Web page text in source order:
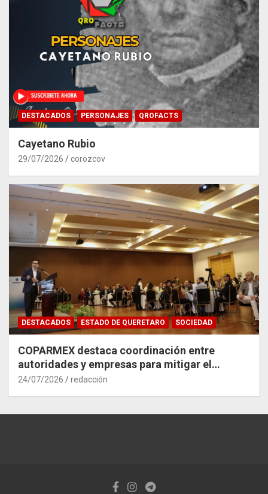
DESTACADOS PERSONAJES QROFACTS
Cayetano Rubio
29/07/2026 corozcov
DESTACADOS ESTADO DE QUERETARO SOCIEDAD
COPARMEX destaca coordinación entre
autoridades y empresas para mitigar el
impacto del Tren México–Querétaro
24/07/2026 redacción